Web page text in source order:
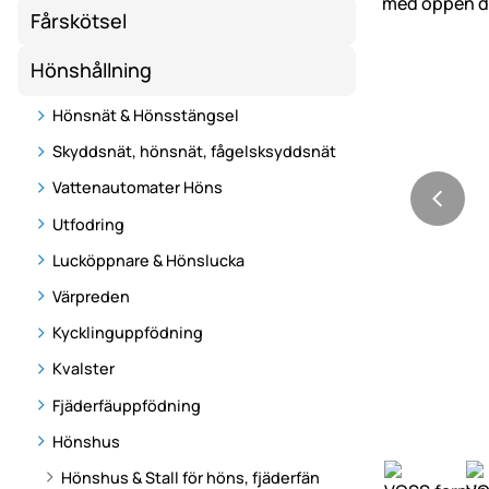
Fårskötsel
Hönshållning
Hönsnät & Hönsstängsel
Skyddsnät, hönsnät, fågelsksyddsnät
Vattenautomater Höns
Utfodring
Lucköppnare & Hönslucka
Värpreden
Kycklinguppfödning
Kvalster
Fjäderfäuppfödning
Hönshus
Hönshus & Stall för höns, fjäderfän